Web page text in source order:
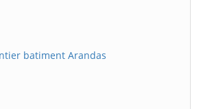
batiment Arandas